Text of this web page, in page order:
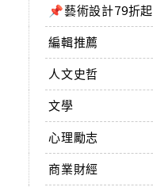
📌藝術設計79折起
編輯推薦
人文史哲
文學
心理勵志
商業財經